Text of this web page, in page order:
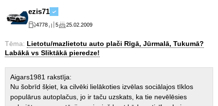
ezis71
4778 5 25.02.2009
Tēma: Lietotu/mazlietotu auto plači Rīgā, Jūrmalā, Tukumā?
Labākā vs Sliktākā pieredze!
Aigars1981 rakstīja:
Nu šobrīd šķiet, ka cilvēki lielākoties izvēlas sociālajos tīklos
populārus autoplačus, jo ir taču uzskats, ka tie nevēlēsies